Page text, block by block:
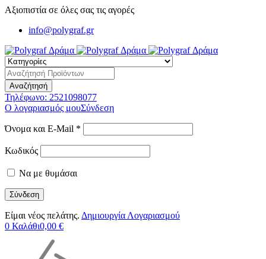
Αξιοπιστία σε όλες σας τις αγορές
info@polygraf.gr
Τηλέφωνο: 2521098077
Ο λογαριασμός μουΣύνδεση
Όνομα και E-Mail *
Κωδικός
Να με θυμάσαι
Είμαι νέος πελάτης. Δημιουργία Λογαριασμού
0 Καλάθι0,00 €